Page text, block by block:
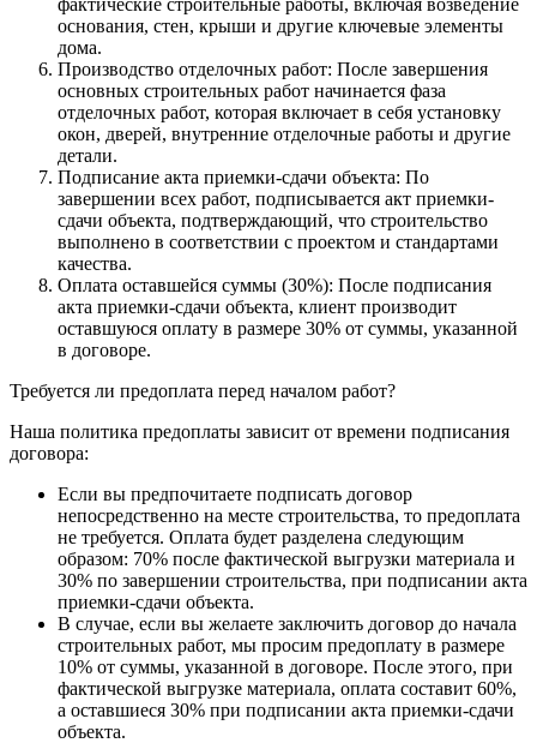
основания, стен, крыши и другие ключевые элементы
дома.
Производство отделочных работ: После завершения
основных строительных работ начинается фаза
отделочных работ, которая включает в себя установку
окон, дверей, внутренние отделочные работы и другие
детали.
Подписание акта приемки-сдачи объекта: По
завершении всех работ, подписывается акт приемки-
сдачи объекта, подтверждающий, что строительство
выполнено в соответствии с проектом и стандартами
качества.
Оплата оставшейся суммы (30%): После подписания
акта приемки-сдачи объекта, клиент производит
оставшуюся оплату в размере 30% от суммы, указанной
в договоре.
Требуется ли предоплата перед началом работ?
Наша политика предоплаты зависит от времени подписания
договора:
Если вы предпочитаете подписать договор
непосредственно на месте строительства, то предоплата
не требуется. Оплата будет разделена следующим
образом: 70% после фактической выгрузки материала и
30% по завершении строительства, при подписании акта
приемки-сдачи объекта.
В случае, если вы желаете заключить договор до начала
строительных работ, мы просим предоплату в размере
10% от суммы, указанной в договоре. После этого, при
фактической выгрузке материала, оплата составит 60%,
а оставшиеся 30% при подписании акта приемки-сдачи
объекта.